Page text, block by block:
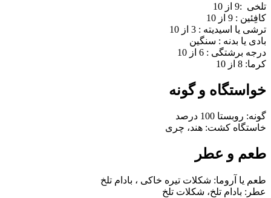
تلخی :9 از 10
کافِئین : 9 از 10
ترشی یا اسیدیته : 3 از 10
بادی یا بدنه : سنگین
درجه برشتگی : 6 از 10
کرما: 8 از 10
خواستگاه و گونه
گونه: روبستا 100 درصد
خاستگاه کشت: هند، چری
طعم و عطر
طعم یا آروما: شکلات تیره خاکی ، بادام تلخ
عطر: بادام تلخ، شکلات تلخ